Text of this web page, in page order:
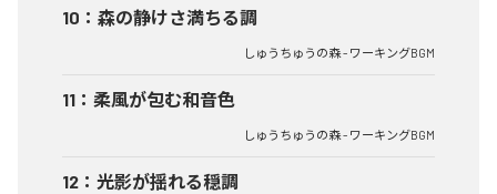
10 ： 森の静けさ満ちる調
しゅうちゅうの森 - ワーキングBGM
11 ： 柔風が包む和音色
しゅうちゅうの森 - ワーキングBGM
12 ： 光影が揺れる穏調